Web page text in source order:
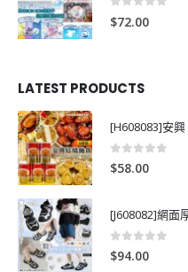
0
$72.00
LATEST PRODUCTS
[H608083]安
0out of 5
$58.00
[J608082]網面
0
$94.00